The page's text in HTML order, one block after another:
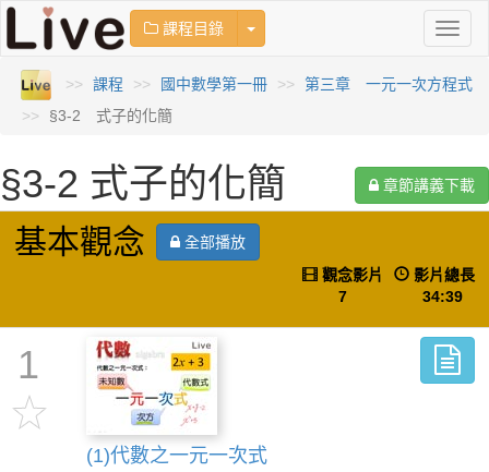
課程目錄 Toggle Dropdown
課程 國中數學第一冊
第三章 一元一次方程式
§3-2 式子的化簡
§3-2 式子的化簡 章節講義下載
基本觀念
全部播放
影片總長
34:39
觀念影片
7
1
(1)代數之一元一次式